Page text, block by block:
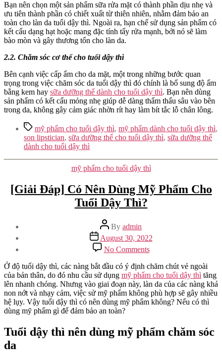
Bạn nên chọn một sản phẩm sữa rửa mặt có thành phần dịu nhẹ và
ưu tiên thành phần có chiết xuất từ thiên nhiên, nhằm đảm bảo an
toàn cho làn da tuổi dậy thì. Ngoài ra, hạn chế sử dụng sản phẩm có
kết cấu dạng hạt hoặc mang đặc tính tẩy rửa mạnh, bởi nó sẽ làm
bào mòn và gây thương tổn cho làn da.
2.2. Chăm sóc cơ thể cho tuổi dậy thì
Bên cạnh việc cấp ẩm cho da mặt, một trong những bước quan
trọng trong việc chăm sóc da tuổi dậy thì đó chính là bổ sung độ ẩm
bằng kem hay sữa dưỡng thể dành cho tuổi dậy thì. Bạn nên dùng
sản phẩm có kết cấu mỏng nhẹ giúp dễ dàng thẩm thấu sâu vào bên
trong da, không gây cảm giác nhờn rít hay làm bít tắc lỗ chân lông.
Tagsmỹ phẩm cho tuổi dậy thì, mỹ phẩm dành cho tuổi dậy thì,
son lipstician, sữa dưỡng thể cho tuổi dậy thì, sữa dưỡng thể
dành cho tuổi dậy thì
Categories
mỹ phẩm cho tuổi dậy thì
[Giải Đáp] Có Nên Dùng Mỹ Phẩm Cho
Tuổi Dậy Thì?
Post
author
By admin
Post
date
August 30, 2022
No Commentson
[Giải
Đáp]
Có
Nên
Dùng
Mỹ
Tuổi
Dậy
Ở độ tuổi dậy thì, các nàng bắt đầu có ý định chăm chút vẻ ngoài
của bản thân, do đó nhu cầu sử dụng mỹ phẩm cho tuổi dậy thì tăng
lên nhanh chóng. Nhưng vào giai đoạn này, làn da của các nàng khá
non nớt và nhạy cảm, việc sử mỹ phẩm không phù hợp sẽ gây nhiều
hệ lụy. Vậy tuổi dậy thì có nên dùng mỹ phẩm không? Nếu có thì
dùng mỹ phẩm gì để đảm bảo an toàn?
Tuổi dậy thì nên dùng mỹ phẩm chăm sóc
da